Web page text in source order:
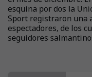
esquina por dos la
Sport registraron una
espectadores, de los
seguidores